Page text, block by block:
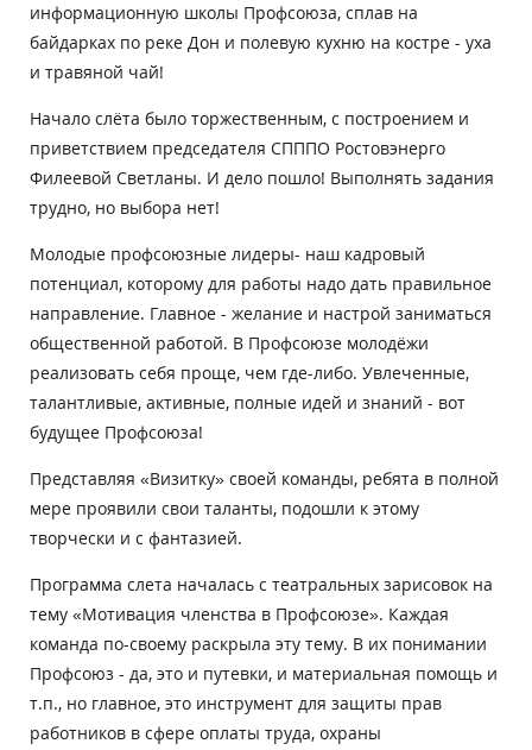
информационную школы Профсоюза, сплав на
байдарках по реке Дон и полевую кухню на костре - уха
и травяной чай!
Начало слёта было торжественным, с построением и
приветствием председателя СПППО Ростовэнерго
Филеевой Светланы. И дело пошло! Выполнять задания
трудно, но выбора нет!
Молодые профсоюзные лидеры- наш кадровый
потенциал, которому для работы надо дать правильное
направление. Главное - желание и настрой заниматься
общественной работой. В Профсоюзе молодёжи
реализовать себя проще, чем где-либо. Увлеченные,
талантливые, активные, полные идей и знаний - вот
будущее Профсоюза!
Представляя «Визитку» своей команды, ребята в полной
мере проявили свои таланты, подошли к этому
творчески и с фантазией.
Программа слета началась с театральных зарисовок на
тему «Мотивация членства в Профсоюзе». Каждая
команда по-своему раскрыла эту тему. В их понимании
Профсоюз - да, это и путевки, и материальная помощь и
т.п., но главное, это инструмент для защиты прав
работников в сфере оплаты труда, охраны